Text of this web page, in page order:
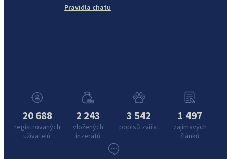
Pravidla chatu
20 688
registrovaných
uživatelů
2 243
vložených
inzerátů
3 542
popisů zvířat
1 497
zajímavých
článků